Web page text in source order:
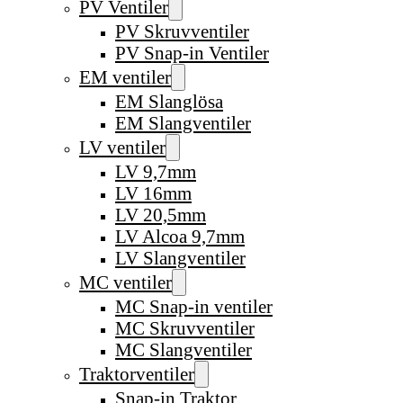
PV Ventiler
PV Skruvventiler
PV Snap-in Ventiler
EM ventiler
EM Slanglösa
EM Slangventiler
LV ventiler
LV 9,7mm
LV 16mm
LV 20,5mm
LV Alcoa 9,7mm
LV Slangventiler
MC ventiler
MC Snap-in ventiler
MC Skruvventiler
MC Slangventiler
Traktorventiler
Snap-in Traktor